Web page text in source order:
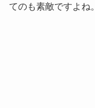
てのも素敵ですよね。